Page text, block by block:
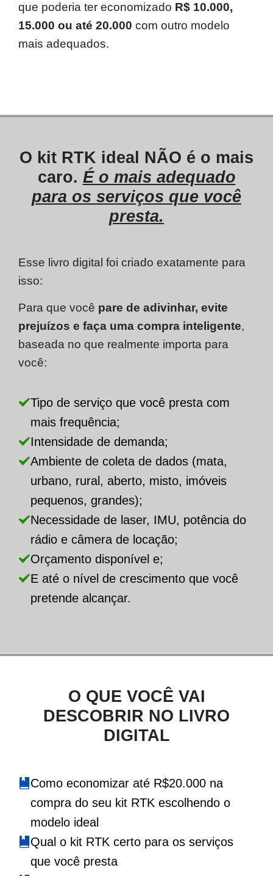
que poderia ter economizado R$ 10.000,
15.000 ou até 20.000 com outro modelo
mais adequados.
O kit RTK ideal NÃO é o mais
caro. É o mais adequado
para os serviços que você
presta.
Esse livro digital foi criado exatamente para
isso:
Para que você pare de adivinhar, evite
prejuízos e faça uma compra inteligente,
baseada no que realmente importa para
você:
Tipo de serviço que você presta com
mais frequência;
Intensidade de demanda;
Ambiente de coleta de dados (mata,
urbano, rural, aberto, misto, imóveis
pequenos, grandes);
Necessidade de laser, IMU, potência do
rádio e câmera de locação;
Orçamento disponível e;
E até o nível de crescimento que você
pretende alcançar.
O QUE VOCÊ VAI
DESCOBRIR NO LIVRO
DIGITAL
Como economizar até R$20.000 na
compra do seu kit RTK escolhendo o
modelo ideal
Qual o kit RTK certo para os serviços
que você presta